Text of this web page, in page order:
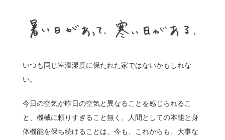
いつも同じ室温湿度に保たれた家ではないかもしれな
い。
今日の空気が昨日の空気と異なることを感じられるこ
と、機械に頼りすぎること無く、人間としての本能と身
体機能を保ち続けることは、今も、これからも、大事な